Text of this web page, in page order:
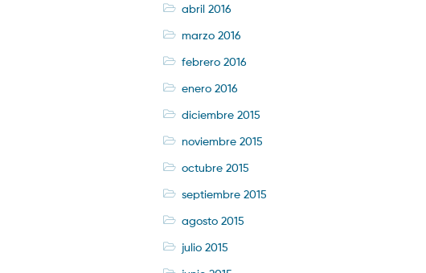
abril 2016
marzo 2016
febrero 2016
enero 2016
diciembre 2015
noviembre 2015
octubre 2015
septiembre 2015
agosto 2015
julio 2015